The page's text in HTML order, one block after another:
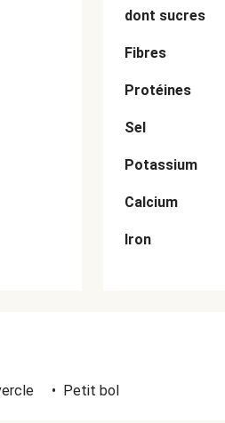
dont sucres
Fibres
Protéines
Sel
Potassium
Calcium
Iron
• Petit bol